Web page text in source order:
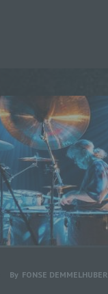
By FONSE DEMMELHUBER